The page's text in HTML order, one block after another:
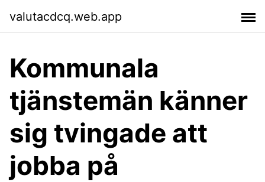
valutacdcq.web.app
Kommunala
tjänstemän känner
sig tvingade att
jobba på